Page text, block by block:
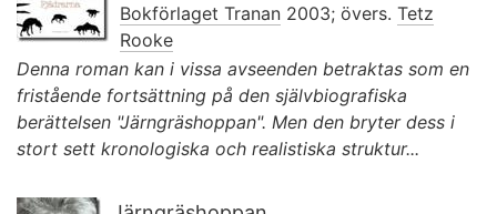
Bokförlaget Tranan 2003; övers. Tetz
Rooke
Denna roman kan i vissa avseenden betraktas som en
fristående fortsättning på den självbiografiska
berättelsen "Järngräshoppan". Men den bryter dess i
stort sett kronologiska och realistiska struktur...